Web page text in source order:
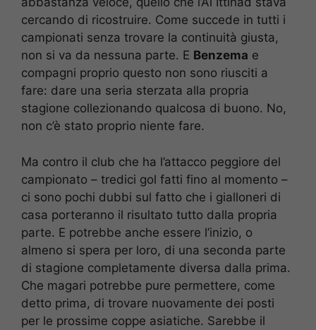
cercando di ricostruire. Come succede in tutti i
campionati senza trovare la continuità giusta,
non si va da nessuna parte. E Benzema e
compagni proprio questo non sono riusciti a
fare: dare una seria sterzata alla propria
stagione collezionando qualcosa di buono. No,
non c’è stato proprio niente fare.
Ma contro il club che ha l’attacco peggiore del
campionato – tredici gol fatti fino al momento –
ci sono pochi dubbi sul fatto che i gialloneri di
casa porteranno il risultato tutto dalla propria
parte. E potrebbe anche essere l’inizio, o
almeno si spera per loro, di una seconda parte
di stagione completamente diversa dalla prima.
Che magari potrebbe pure permettere, come
detto prima, di trovare nuovamente dei posti
per le prossime coppe asiatiche. Sarebbe il